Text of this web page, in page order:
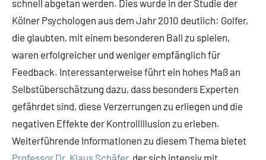
schnell abgetan werden. Dies wurde in der Studie der
Kölner Psychologen aus dem Jahr 2010 deutlich: Golfer,
die glaubten, mit einem besonderen Ball zu spielen,
waren erfolgreicher und weniger empfänglich für
Feedback. Interessanterweise führt ein hohes Maß an
Selbstüberschätzung dazu, dass besonders Experten
gefährdet sind, diese Verzerrungen zu erliegen und die
negativen Effekte der Kontrollillusion zu erleben.
Weiterführende Informationen zu diesem Thema bietet